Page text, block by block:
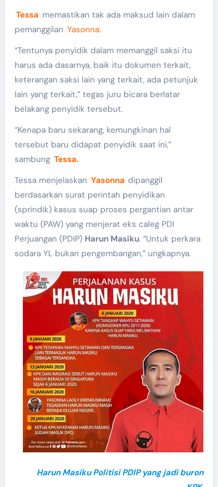
Tessa memastikan tak ada maksud lain dalam
pemanggilan Yasonna.
“Tentunya penyidik dalam memanggil saksi itu
harus ada dasarnya, baik itu dokumen terkait,
keterangan saksi lain yang terkait, ada petunjuk
lain yang terkait,” tegas juru bicara berlatar
belakang penyidik tersebut.
“Kenapa baru sekarang, kemungkinan hal
tersebut baru didapat penyidik saat ini,”
sambung Tessa.
Tessa menjelaskan Yasonna dipanggil
berdasarkan surat perintah penyidikan
(sprindik) kasus suap proses pergantian antar
waktu (PAW) yang menjerat eks caleg PDI
Perjuangan (PDIP) Harun Masiku. “Untuk perkara
sodara YL bukan pengembangan,” ungkapnya.
Harun Masiku Politisi PDIP yang jadi buron